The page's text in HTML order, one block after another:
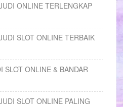
ONLINE TERLENGKAP
SLOT ONLINE TERBAIK
SLOT ONLINE & BANDAR
SLOT ONLINE PALING